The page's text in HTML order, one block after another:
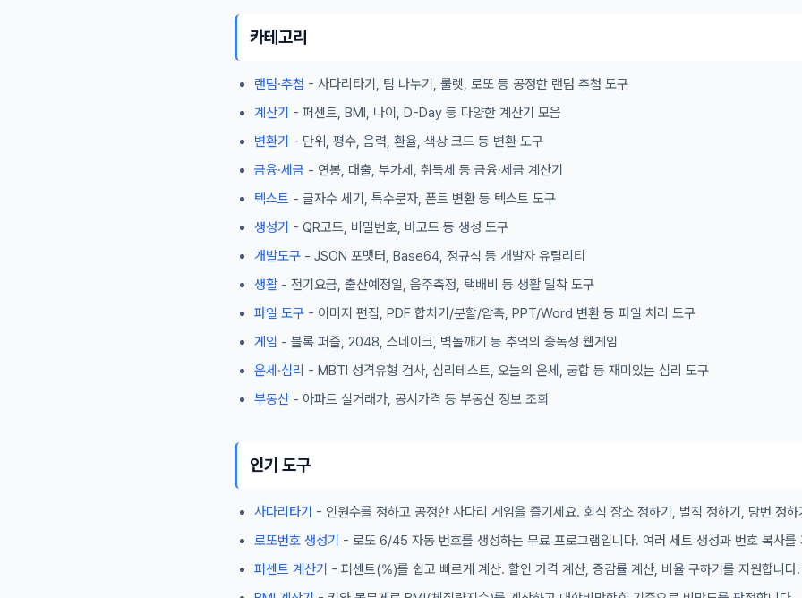
카테고리
랜덤·추첨 - 사다리타기, 팀 나누기, 룰렛, 로또 등 공정한 랜덤 추첨 도구
계산기 - 퍼센트, BMI, 나이, D-Day 등 다양한 계산기 모음
변환기 - 단위, 평수, 음력, 환율, 색상 코드 등 변환 도구
금융·세금 - 연봉, 대출, 부가세, 취득세 등 금융·세금 계산기
텍스트 - 글자수 세기, 특수문자, 폰트 변환 등 텍스트 도구
생성기 - QR코드, 비밀번호, 바코드 등 생성 도구
개발도구 - JSON 포맷터, Base64, 정규식 등 개발자 유틸리티
생활 - 전기요금, 출산예정일, 음주측정, 택배비 등 생활 밀착 도구
파일 도구 - 이미지 편집, PDF 합치기/분할/압축, PPT/Word 변환 등 파일 처리 도구
게임 - 블록 퍼즐, 2048, 스네이크, 벽돌깨기 등 추억의 중독성 웹게임
운세·심리 - MBTI 성격유형 검사, 심리테스트, 오늘의 운세, 궁합 등 재미있는 심리 도구
부동산 - 아파트 실거래가, 공시가격 등 부동산 정보 조회
인기 도구
사다리타기 - 인원수를 정하고 공정한 사다리 게임을 즐기세요. 회식 장소 정하기, 벌칙 정하기, 당번 정
로또번호 생성기 - 로또 6/45 자동 번호를 생성하는 무료 프로그램입니다. 여러 세트 생성과 번호 복사를
퍼센트 계산기 - 퍼센트(%)를 쉽고 빠르게 계산. 할인 가격 계산, 증감률 계산, 비율 구하기를 지원합니다.